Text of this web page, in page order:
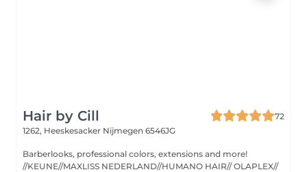
Hair by Cill
72
1262, Heeskesacker Nijmegen 6546JG
Barberlooks, professional colors, extensions and more!
//KEUNE//MAXLISS NEDERLAND//HUMANO HAIR// OLAPLEX//